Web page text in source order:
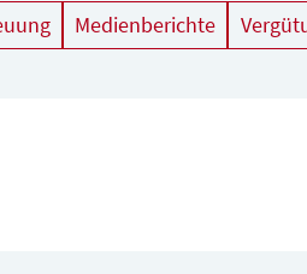
Medienberichte